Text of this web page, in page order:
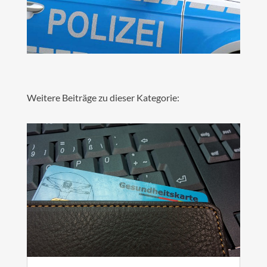
Weitere Beiträge zu dieser Kategorie: